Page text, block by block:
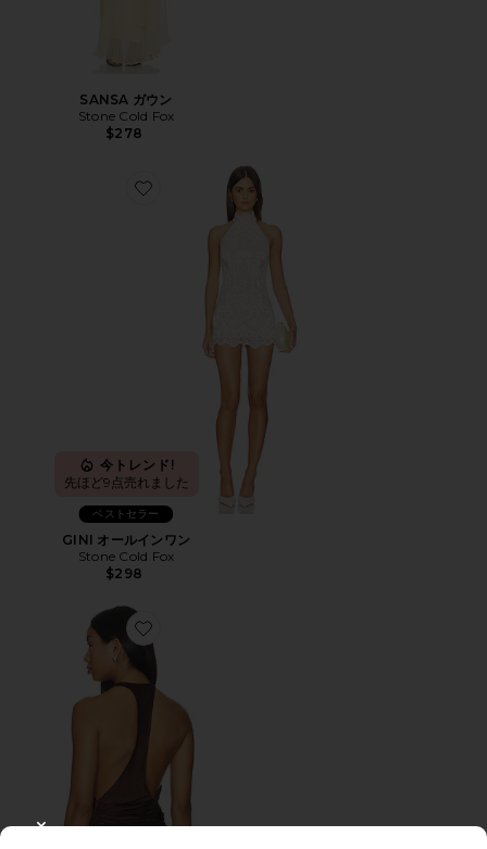
SANSA ガウン
Stone Cold Fox
$278
Favorite GINI オールインワン
今トレンド!
先ほど9点売れました
ベストセラー
GINI オールインワン
Stone Cold Fox
$298
Favorite WILLOW トップ